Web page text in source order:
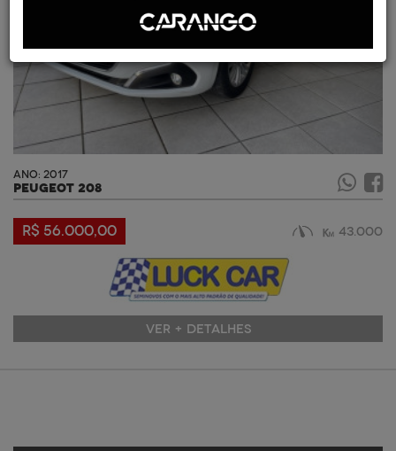
ANO: 2017
PEUGEOT 208
R$ 56.000,00 43.000
VER + DETALHES